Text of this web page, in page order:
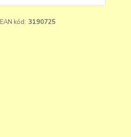
EAN kód: 3190725